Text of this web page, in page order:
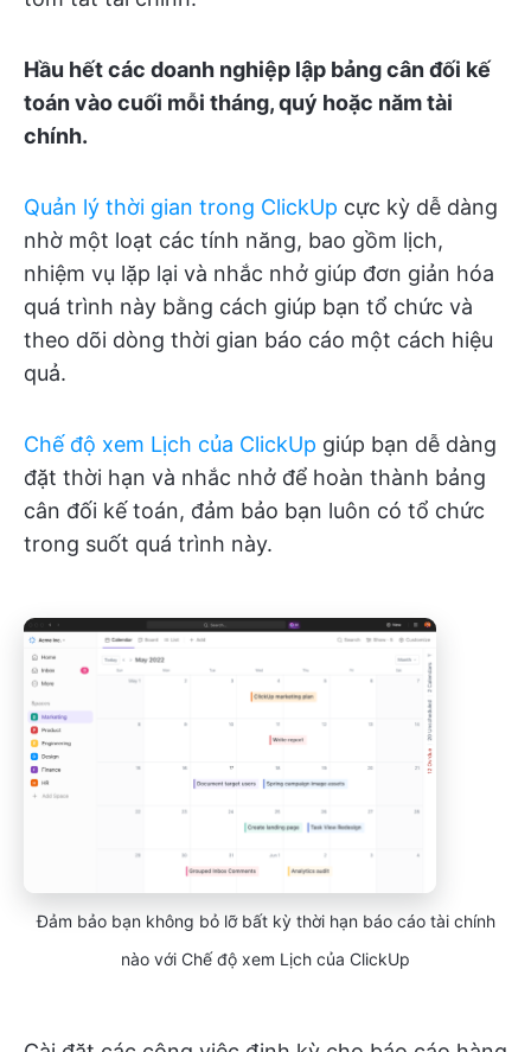
Hầu hết các doanh nghiệp lập bảng cân đối kế
toán vào cuối mỗi tháng, quý hoặc năm tài
chính.
Quản lý thời gian trong ClickUp cực kỳ dễ dàng
nhờ một loạt các tính năng, bao gồm lịch,
nhiệm vụ lặp lại và nhắc nhở giúp đơn giản hóa
quá trình này bằng cách giúp bạn tổ chức và
theo dõi dòng thời gian báo cáo một cách hiệu
quả.
Chế độ xem Lịch của ClickUp giúp bạn dễ dàng
đặt thời hạn và nhắc nhở để hoàn thành bảng
cân đối kế toán, đảm bảo bạn luôn có tổ chức
trong suốt quá trình này.
Đảm bảo bạn không bỏ lỡ bất kỳ thời hạn báo cáo tài chính
nào với Chế độ xem Lịch của ClickUp